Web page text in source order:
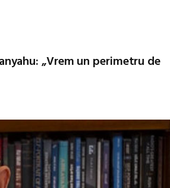
„Vrem un perimetru de